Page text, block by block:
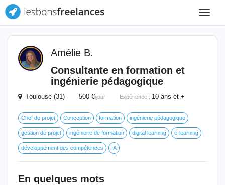
Toggle
Amélie B.
Consultante en formation et
ingénierie pédagogique
Toulouse (31) 500 €/jour Expérience : 10 ans et +
Chef de projet Conception formation ingénierie pédagogique
gestion de projet ingénierie de formation digital learning e-learning
développement des compétences IA
En quelques mots